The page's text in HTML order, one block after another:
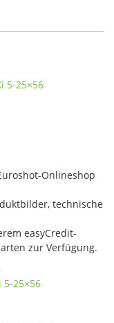
Onlineshop
technische
easyCredit-
zur Verfügung.
5-25×56